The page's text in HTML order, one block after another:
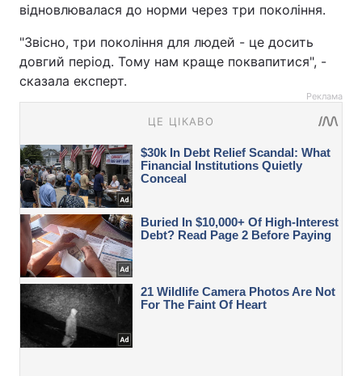
відновлювалася до норми через три покоління.
"Звісно, три покоління для людей - це досить
довгий період. Тому нам краще поквапитися", -
сказала експерт.
Реклама